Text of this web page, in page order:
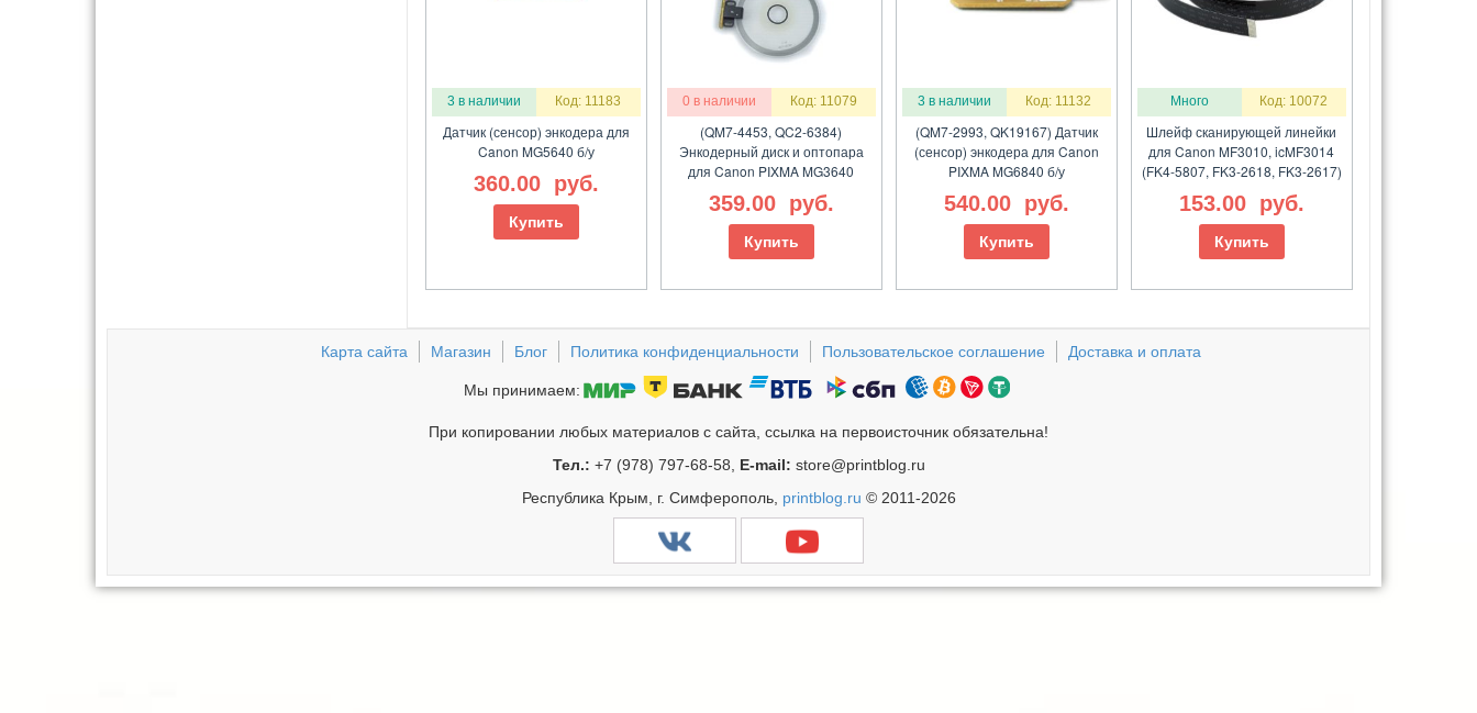
3 в наличии Код: 11183
Датчик (сенсор) энкодера для
Canon MG5640 б/у
360.00 руб.
Купить
0 в наличии Код: 11079
(QM7-4453, QC2-6384)
Энкодерный диск и оптопара
для Canon PIXMA MG3640
359.00 руб.
Купить
3 в наличии Код: 11132
(QM7-2993, QK19167) Датчик
(сенсор) энкодера для Canon
PIXMA MG6840 б/у
540.00 руб.
Купить
Много Код: 10072
Шлейф сканирующей линейки
для Canon MF3010, icMF3014
(FK4-5807, FK3-2618, FK3-2617)
153.00 руб.
Купить
Карта сайта Магазин Блог Политика конфиденциальности Пользовательское соглашение Доставка и оплата
Мы принимаем:
При копировании любых материалов с сайта, ссылка на первоисточник обязательна!
Тел.: +7 (978) 797-68-58, E-mail: store@printblog.ru
Республика Крым, г. Симферополь, printblog.ru © 2011-2026